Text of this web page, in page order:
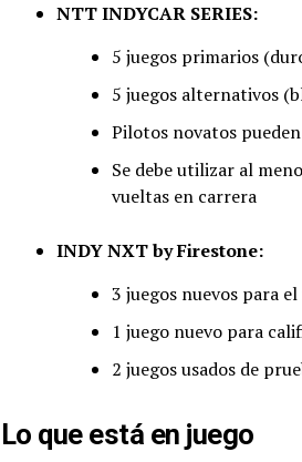
NTT INDYCAR SERIES:
5 juegos primarios
5 juegos alternativos
Pilotos novatos
Se debe utilizar al
vueltas en carrera
INDY NXT by Firestone:
3 juegos nuevos para
1 juego nuevo para
2 juegos usados de
Lo que está en juego